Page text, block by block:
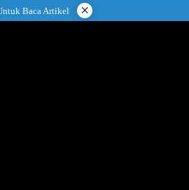
Baca Artikel ×